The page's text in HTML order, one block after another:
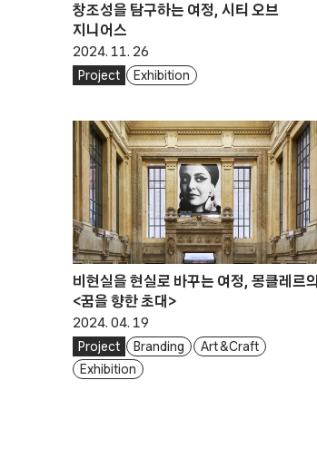
창조성을 탐구하는 여정, 시티 오브
지니어스
2024. 11. 26
Project Exhibition
비현실을 현실로 바꾸는 여정, 몽클레르의
<꿈을 향한 초대>
2024. 04. 19
Project Branding
Art & Craft
Exhibition